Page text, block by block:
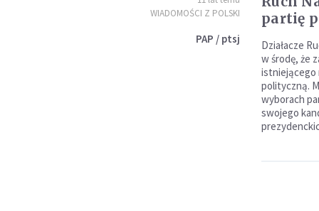
WIADOMOŚCI Z POLSKI
PAP / ptsj
partię
Działacze
w środę, że
istniejącego
polityczną.
wyborach
swojego